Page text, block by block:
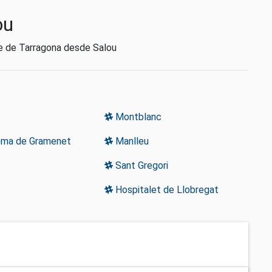
de Tarragona desde Salou
Montblanc
de Gramenet Manlleu
Sant Gregori
Hospitalet de Llobregat